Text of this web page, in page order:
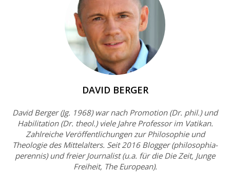
DAVID BERGER
David Berger (Jg. 1968) war nach Promotion (Dr. phil.) und
Habilitation (Dr. theol.) viele Jahre Professor im Vatikan.
Zahlreiche Veröffentlichungen zur Philosophie und
Theologie des Mittelalters. Seit 2016 Blogger (philosophia-
perennis) und freier Journalist (u.a. für die Die Zeit, Junge
Freiheit, The European).